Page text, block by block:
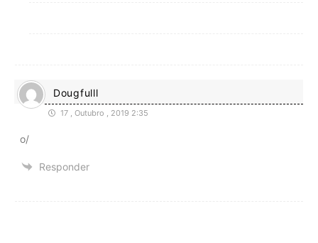
Dougfulll
17 , Outubro , 2019 2:35
o/
Responder